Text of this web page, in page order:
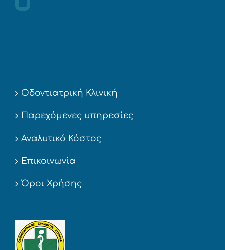
Οδοντιατρική Κλινική
Παρεχόμενες υπηρεσίες
Αναλυτικό Κόστος
Επικοινωνία
Όροι Χρήσης